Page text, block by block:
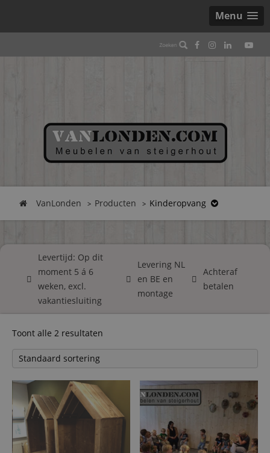
Menu
VanLonden Producten Kinderopvang
Levertijd: Op dit
moment 5 á 6
weken, excl.
vakantiesluiting
Levering NL
en BE en
montage
Achteraf
betalen
Toont alle 2 resultaten